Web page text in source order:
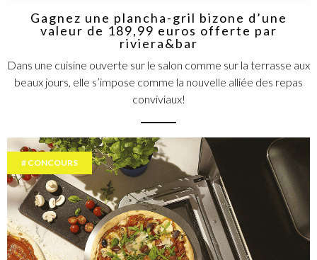
Gagnez une plancha-gril bizone d’une
valeur de 189,99 euros offerte par
riviera&bar
Dans une cuisine ouverte sur le salon comme sur la terrasse aux
beaux jours, elle s’impose comme la nouvelle alliée des repas
conviviaux!
CONCOURS